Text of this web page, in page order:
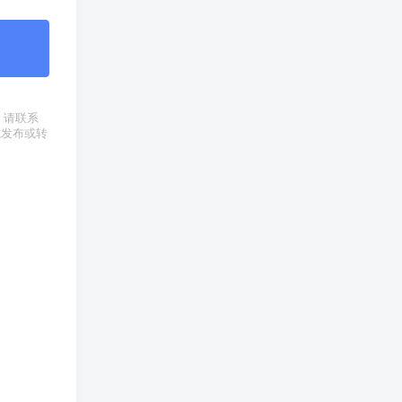
联系
布或转